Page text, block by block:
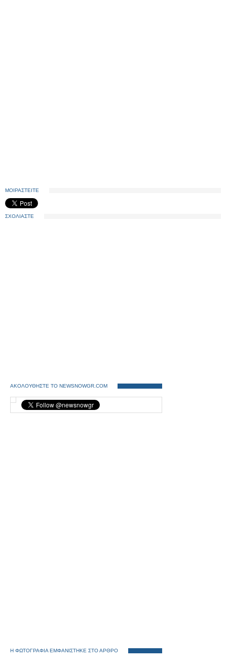
ΜΟΙΡΑΣΤΕΙΤΕ
ΣΧΟΛΙΑΣΤΕ
ΑΚΟΛΟΥΘΗΣΤΕ ΤΟ NEWSNOWGR.COM
Η ΦΩΤΟΓΡΑΦΙΑ ΕΜΦΑΝΙΣΤΗΚΕ ΣΤΟ ΑΡΘΡΟ